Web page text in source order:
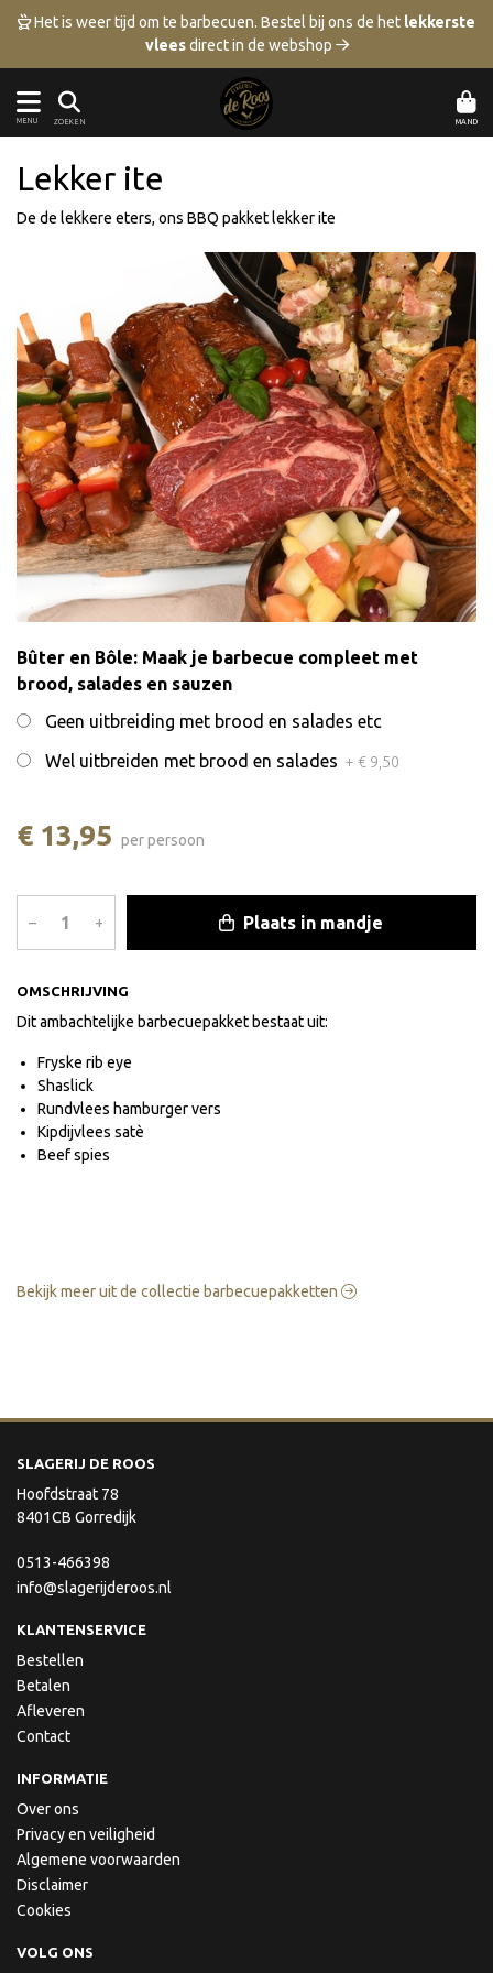
 Het is weer tijd om te barbecuen. Bestel bij ons de het lekkerste
vleesdirect in de webshop 
MENU ZOEKEN MAND
OMSCHRIJVING
Dit ambachtelijke barbecuepakket bestaat uit:
Fryske rib eye
Shaslick
Rundvlees hamburger vers
Kipdijvlees satè
Beef spies
Lekker ite
De de lekkere eters, ons BBQ pakket lekker ite
Bûter en Bôle: Maak je barbecue compleet met
brood, salades en sauzen
Geen uitbreiding met brood en salades etc
Wel uitbreiden met brood en salades + € 9,50
€ 13,95 per persoon
– + Plaats in mandje
Bekijk meer uit de collectie barbecuepakketten
SLAGERIJ DE ROOS
Hoofdstraat 78
8401CB Gorredijk
0513-466398
info@slagerijderoos.nl
KLANTENSERVICE
Bestellen
Betalen
Afleveren
Contact
INFORMATIE
Over ons
Privacy en veiligheid
Algemene voorwaarden
Disclaimer
Cookies
VOLG ONS